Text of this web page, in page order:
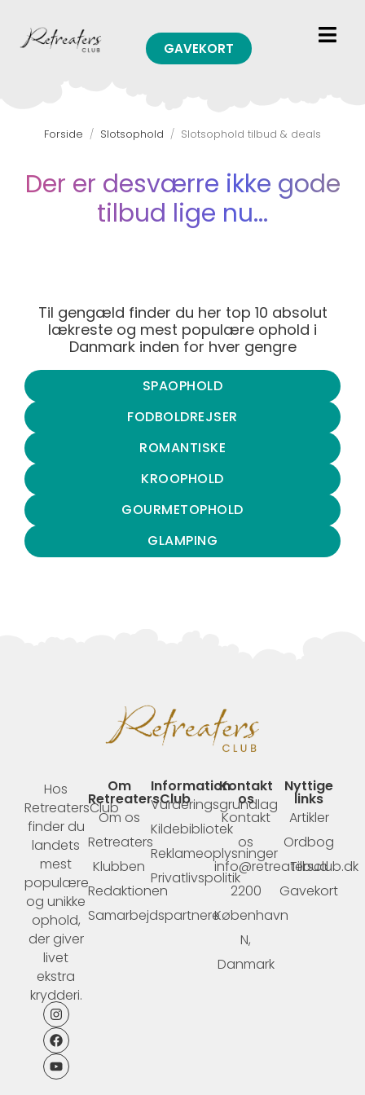
GAVEKORT
Forside / Slotsophold / Slotsophold tilbud & deals
Der er desværre ikke gode
tilbud lige nu...
Til gengæld finder du her top 10 absolut
lækreste og mest populære ophold i
Danmark inden for hver gengre
SPAOPHOLD
FODBOLDREJSER
ROMANTISKE
KROOPHOLD
GOURMETOPHOLD
GLAMPING
Hos
RetreatersClub
finder du
landets
mest
populære
og unikke
ophold,
der giver
livet
ekstra
krydderi.
Om
RetreatersClub
Om os
Retreaters
Klubben
Redaktionen
Samarbejdspartnere
Information
Vurderingsgrundlag
Kildebibliotek
Reklameoplysninger
Privatlivspolitik
Kontakt
os
Kontakt
os
info@retreatersclub.dk
2200
København
N,
Danmark
Nyttige
links
Artikler
Ordbog
Tilbud
Gavekort